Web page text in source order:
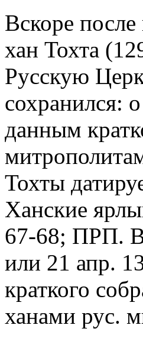
Вскоре
хан Тохта
Русскую
сохранился:
данным
Тохты
Ханские
67-68; ПРП.
или 21 апр.
краткого
ханами рус.